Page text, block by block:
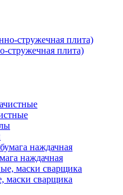
стружечная плита)
наждачная
маски сварщика